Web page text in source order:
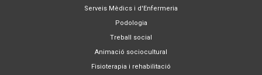
Serveis Mèdics i d'Enfermeria
Podologia
Treball social
Animació sociocultural
Fisioterapia i rehabilitació